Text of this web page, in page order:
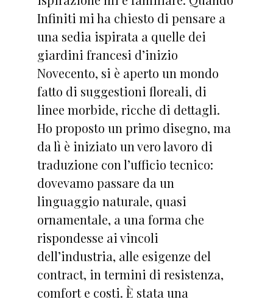
Infiniti mi ha chiesto di pensare a
una sedia ispirata a quelle dei
giardini francesi d’inizio
Novecento, si è aperto un mondo
fatto di suggestioni floreali, di
linee morbide, ricche di dettagli.
Ho proposto un primo disegno, ma
da lì è iniziato un vero lavoro di
traduzione con l’ufficio tecnico:
dovevamo passare da un
linguaggio naturale, quasi
ornamentale, a una forma che
rispondesse ai vincoli
dell’industria, alle esigenze del
contract, in termini di resistenza,
comfort e costi. È stata una